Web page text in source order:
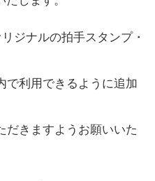
ジナルの拍手スタンプ・
で利用できるように追加
だきますようお願いいた